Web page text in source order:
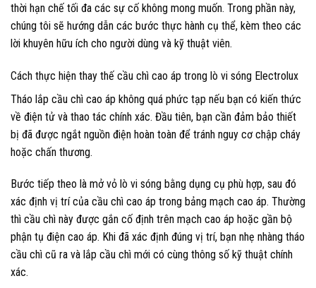
thời hạn chế tối đa các sự cố không mong muốn. Trong phần này,
chúng tôi sẽ hướng dẫn các bước thực hành cụ thể, kèm theo các
lời khuyên hữu ích cho người dùng và kỹ thuật viên.
Cách thực hiện thay thế cầu chì cao áp trong lò vi sóng Electrolux
Tháo lắp cầu chì cao áp không quá phức tạp nếu bạn có kiến thức
về điện tử và thao tác chính xác. Đầu tiên, bạn cần đảm bảo thiết
bị đã được ngắt nguồn điện hoàn toàn để tránh nguy cơ chập cháy
hoặc chấn thương.
Bước tiếp theo là mở vỏ lò vi sóng bằng dụng cụ phù hợp, sau đó
xác định vị trí của cầu chì cao áp trong bảng mạch cao áp. Thường
thì cầu chì này được gắn cố định trên mạch cao áp hoặc gần bộ
phận tụ điện cao áp. Khi đã xác định đúng vị trí, bạn nhẹ nhàng tháo
cầu chì cũ ra và lắp cầu chì mới có cùng thông số kỹ thuật chính
xác.